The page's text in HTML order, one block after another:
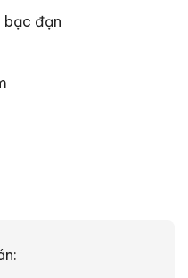
bạc đạn